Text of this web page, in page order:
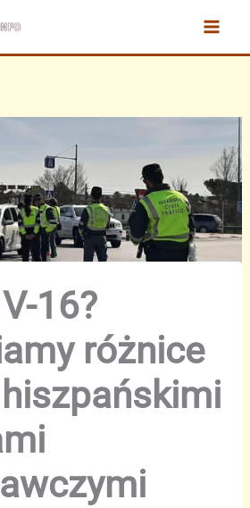
16?
różnice